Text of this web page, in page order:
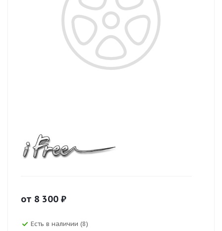
от 8 300 ₽
Есть в наличии (8)